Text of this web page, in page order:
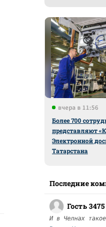
вчера в 11:56
Более 700
представляют
Электронной
Татарстана
Последние
Гость 3475
И в Челнах